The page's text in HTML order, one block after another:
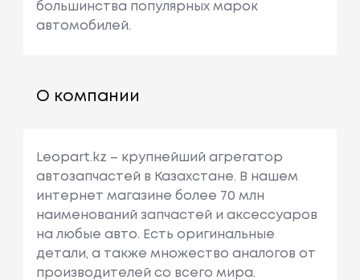
большинства популярных марок
автомобилей.
О компании
Leopart.kz – крупнейший агрегатор
автозапчастей в Казахстане. В нашем
интернет магазине более 70 млн
наименований запчастей и аксессуаров
на любые авто. Есть оригинальные
детали, а также множество аналогов от
производителей со всего мира.